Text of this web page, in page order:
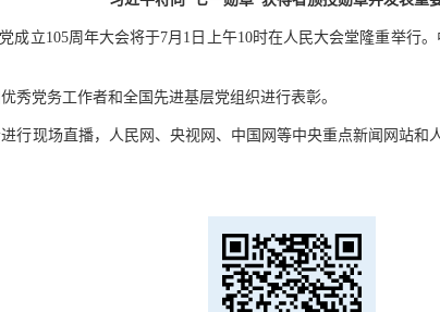
成立105周年大会将于7月1日上午10时在人民大会堂隆重举行
秀党务工作者和全国先进基层党组织进行表彰。
行现场直播，人民网、央视网、中国网等中央重点新闻网站